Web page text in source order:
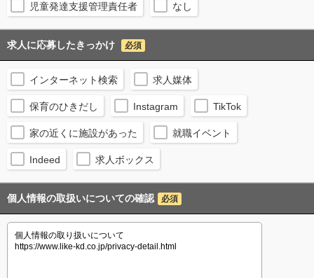
児童発達支援管理責任者 なし
求人に応募したきっかけ 必須
インターネット検索 求人媒体
保育のひきだし Instagram TikTok
家の近くに施設があった 就職イベント
Indeed 求人ボックス
個人情報の取扱いについての確認 必須